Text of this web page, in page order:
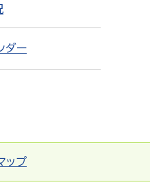
ダー
ップ